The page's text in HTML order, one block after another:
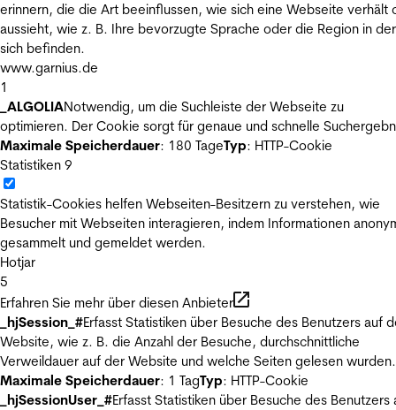
erinnern, die die Art beeinflussen, wie sich eine Webseite verhält
aussieht, wie z. B. Ihre bevorzugte Sprache oder die Region in
sich befinden.
www.garnius.de
1
_ALGOLIANotwendig, um die Suchleiste der Webseite zu
optimieren. Der Cookie sorgt für genaue und schnelle
Maximale Speicherdauer: 180 TageTyp: HTTP-Cookie
Statistiken 9
Statistik-Cookies helfen Webseiten-Besitzern zu verstehen, wie
Besucher mit Webseiten interagieren, indem Informationen
gesammelt und gemeldet werden.
Hotjar
5
Erfahren Sie mehr über diesen Anbieter
_hjSession_#Erfasst Statistiken über Besuche des Benutzers auf
Website, wie z. B. die Anzahl der Besuche, durchschnittliche
Verweildauer auf der Website und welche Seiten gelesen wurden.
Maximale Speicherdauer: 1 TagTyp: HTTP-Cookie
_hjSessionUser_#Erfasst Statistiken über Besuche des Benutzers